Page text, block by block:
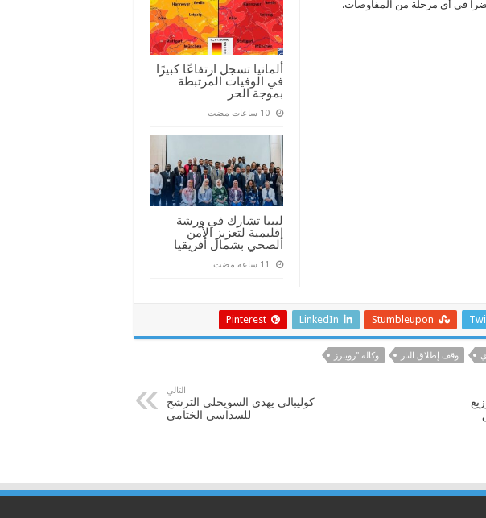
ألمانيا تسجل ارتفاعًا كبيرًا
في الوفيات المرتبطة
بموجة الحر
ليبيا تشارك في ورشة
إقليمية لتعزيز الأمن
الصحي بشمال أفريقيا
في أي مرحلة من المفاوضات.
Stumbleupon
LinkedIn
Pinterest
وقف إطلاق النار وكالة "رويترز
التالي
كوليبالي يهدي السويحلي الترشح
للسداسي الختامي